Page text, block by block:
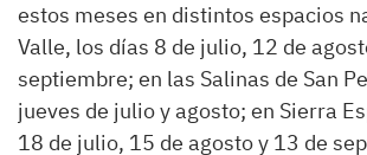
estos meses en distintos espacios
Valle, los días 8 de julio, 12 de
septiembre; en las Salinas de San
jueves de julio y agosto; en Sierra
18 de julio, 15 de agosto y 13 de